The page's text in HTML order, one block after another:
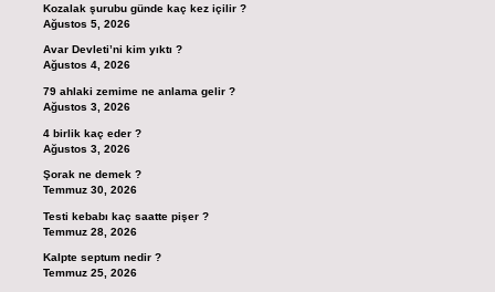
Kozalak şurubu günde kaç kez içilir ?
Ağustos 5, 2026
Avar Devleti’ni kim yıktı ?
Ağustos 4, 2026
79 ahlaki zemime ne anlama gelir ?
Ağustos 3, 2026
4 birlik kaç eder ?
Ağustos 3, 2026
Şorak ne demek ?
Temmuz 30, 2026
Testi kebabı kaç saatte pişer ?
Temmuz 28, 2026
Kalpte septum nedir ?
Temmuz 25, 2026